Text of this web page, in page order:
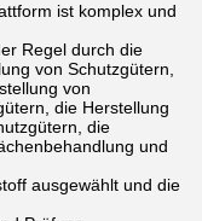
ist komplex und
Regel durch die
von Schutzgütern,
von
die Herstellung
die
und
ausgewählt und die